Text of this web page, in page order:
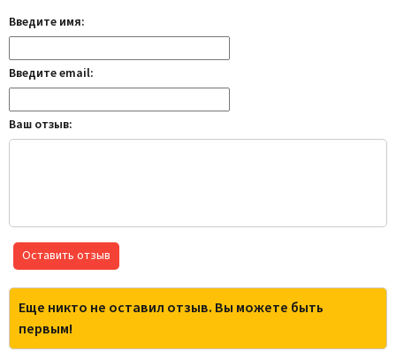
Введите имя:
Введите email:
Ваш отзыв:
Оставить отзыв
Еще никто не оставил отзыв. Вы можете быть
первым!